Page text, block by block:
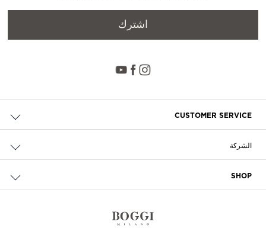
اشترك
CUSTOMER SERVICE
الدفع
إرجاع مجاني
الشركة
SHOP